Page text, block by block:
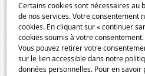
Certains cookies sont nécessaires au
de nos services. Votre consentement
cookies. En cliquant sur « continuer
cookies soumis à votre consentement.
Vous pouvez retirer votre
sur le lien accessible dans notre
données personnelles. Pour en savoir